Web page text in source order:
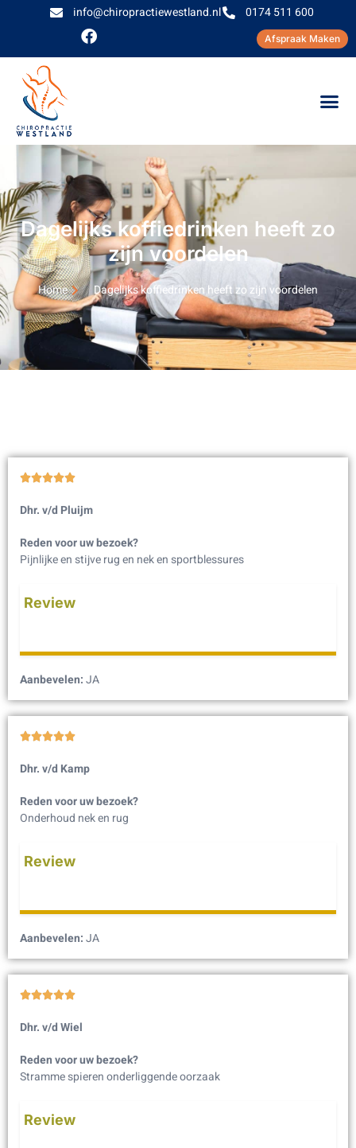
info@chiropractiewestland.nl 0174 511 600
Afspraak Maken
Dagelijks koffiedrinken heeft zo
zijn voordelen
Home Dagelijks koffiedrinken heeft zo zijn voordelen

Dhr. v/d Pluijm
Reden voor uw bezoek?
Pijnlijke en stijve rug en nek en sportblessures
Review
Aanbevelen:JA

Dhr. v/d Kamp
Reden voor uw bezoek?
Onderhoud nek en rug
Review
Aanbevelen:JA

Dhr. v/d Wiel
Reden voor uw bezoek?
Stramme spieren onderliggende oorzaak
Review